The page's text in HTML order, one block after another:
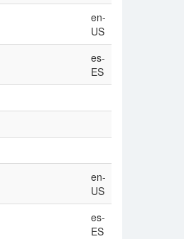
en-
US
es-
ES
en-
US
es-
ES